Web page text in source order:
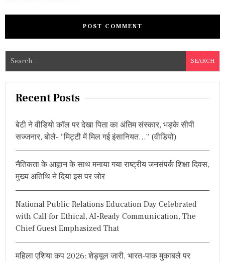
e
a
Recent Posts
बेटी ने वीडियो कॉल पर देखा पिता का अंतिम संस्कार, भड़के सीपी
सज्जनार, बोले- “मिट्टी में मिल गई इंसानियत…” (वीडियो)
नैतिकता के आह्वान के साथ मनाया गया राष्ट्रीय जनसंपर्क शिक्षा दिवस,
मुख्य अतिथि ने दिया इस पर जोर
National Public Relations Education Day Celebrated
with Call for Ethical, AI-Ready Communication, The
Chief Guest Emphasized That
महिला एशिया कप 2026: शेड्यूल जारी, भारत-पाक मुकाबले पर